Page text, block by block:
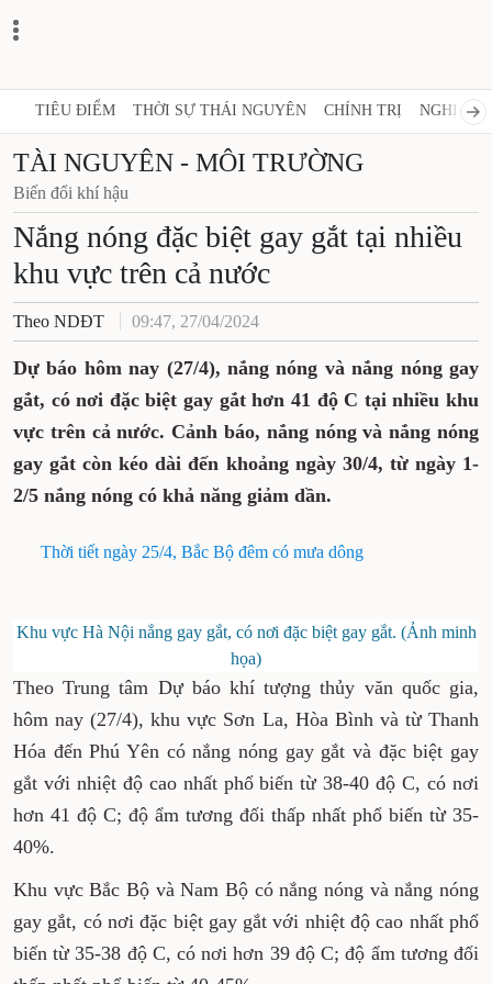
TIÊU ĐIỂM THỜI SỰ THÁI NGUYÊN CHÍNH TRỊ NGHỊ
TÀI NGUYÊN - MÔI TRƯỜNG
Biến đổi khí hậu
Nắng nóng đặc biệt gay gắt tại nhiều
khu vực trên cả nước
Theo NDĐT 09:47, 27/04/2024
Dự báo hôm nay (27/4), nắng nóng và nắng nóng gay
gắt, có nơi đặc biệt gay gắt hơn 41 độ C tại nhiều khu
vực trên cả nước. Cảnh báo, nắng nóng và nắng nóng
gay gắt còn kéo dài đến khoảng ngày 30/4, từ ngày 1-
2/5 nắng nóng có khả năng giảm dần.
Thời tiết ngày 25/4, Bắc Bộ đêm có mưa dông
Khu vực Hà Nội nắng gay gắt, có nơi đặc biệt gay gắt. (Ảnh minh
họa)
Theo Trung tâm Dự báo khí tượng thủy văn quốc gia,
hôm nay (27/4), khu vực Sơn La, Hòa Bình và từ Thanh
Hóa đến Phú Yên có nắng nóng gay gắt và đặc biệt gay
gắt với nhiệt độ cao nhất phổ biến từ 38-40 độ C, có nơi
hơn 41 độ C; độ ẩm tương đối thấp nhất phổ biến từ 35-
40%.
Khu vực Bắc Bộ và Nam Bộ có nắng nóng và nắng nóng
gay gắt, có nơi đặc biệt gay gắt với nhiệt độ cao nhất phổ
biến từ 35-38 độ C, có nơi hơn 39 độ C; độ ẩm tương đối